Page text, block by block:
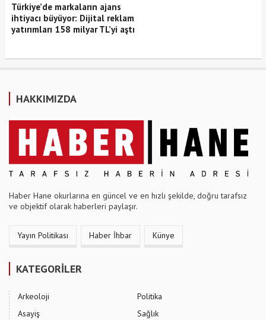
Türkiye’de markaların ajans
ihtiyacı büyüyor: Dijital reklam
yatırımları 158 milyar TL’yi aştı
HAKKIMIZDA
Haber Hane okurlarına en güncel ve en hızlı şekilde, doğru tarafsız
ve objektif olarak haberleri paylaşır.
Yayın Politikası Haber İhbar Künye
KATEGORİLER
Arkeoloji
Asayiş
Politika
Sağlık